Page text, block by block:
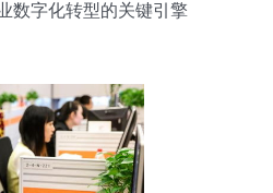
数字化转型的关键引擎